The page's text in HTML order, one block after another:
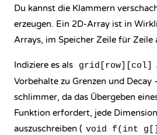
Du kannst die Klammern
erzeugen. Ein 2D-Array ist in
Arrays, im Speicher Zeile für Zeile
Indiziere es als grid[row][col]
Vorbehalte zu Grenzen und Decay
schlimmer, da das Übergeben
Funktion erfordert, jede
auszuschreiben ( void f(int